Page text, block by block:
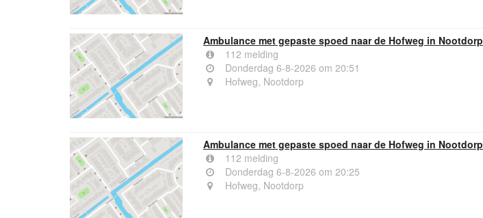
Ambulance met gepaste spoed naar de Hofweg in Nootdorp
112 melding
Donderdag 6-8-2026 om 20:51
Hofweg, Nootdorp
Ambulance met gepaste spoed naar de Hofweg in Nootdorp
112 melding
Donderdag 6-8-2026 om 20:25
Hofweg, Nootdorp